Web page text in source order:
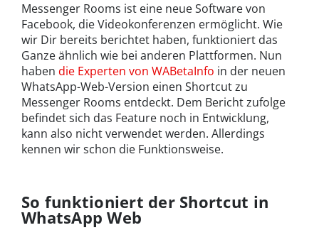
Messenger Rooms ist eine neue Software von
Facebook, die Videokonferenzen ermöglicht. Wie
wir Dir bereits berichtet haben, funktioniert das
Ganze ähnlich wie bei anderen Plattformen. Nun
haben die Experten von WABetaInfo in der neuen
WhatsApp-Web-Version einen Shortcut zu
Messenger Rooms entdeckt. Dem Bericht zufolge
befindet sich das Feature noch in Entwicklung,
kann also nicht verwendet werden. Allerdings
kennen wir schon die Funktionsweise.
So funktioniert der Shortcut in
WhatsApp Web